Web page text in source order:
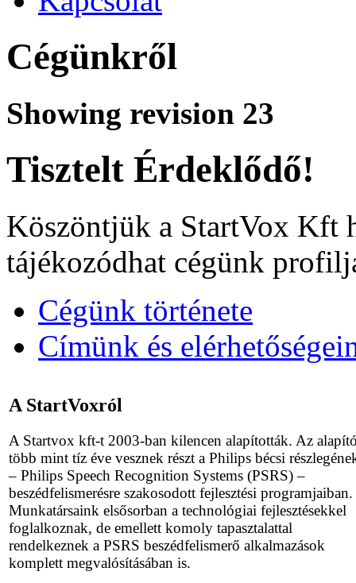
Cégünkről
Showing revision 23
Tisztelt Érdeklődő!
Köszöntjük a StartVox Kft
tájékozódhat cégünk
Cégünk története
Címünk és
A StartVoxról
A Startvox kft-t 2003-ban kilencen alapították. Az
több mint tíz éve vesznek részt a Philips bécsi
– Philips Speech Recognition Systems (PSRS) –
beszédfelismerésre szakosodott fejlesztési programjaiban.
Munkatársaink elsősorban a technológiai fejlesztésekkel
foglalkoznak, de emellett komoly tapasztalattal
rendelkeznek a PSRS beszédfelismerő alkalmazások
komplett megvalósításában is.